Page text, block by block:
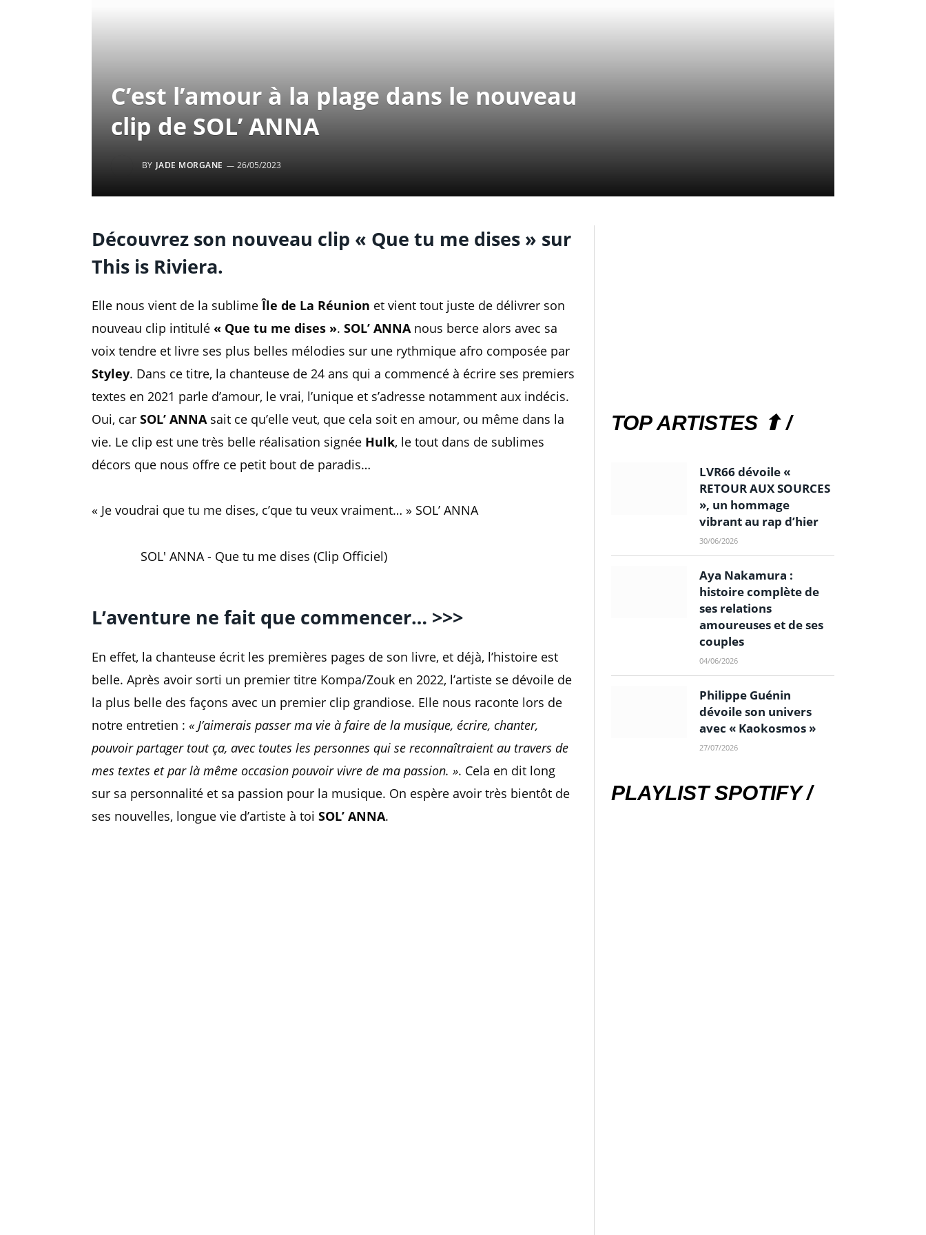
C’est l’amour à la plage dans le nouveau
clip de SOL’ ANNA
BY JADE MORGANE 26/05/2023
Découvrez son nouveau clip « Que tu me dises » sur
This is Riviera.
Elle nous vient de la sublimeÎle de La Réunion et vient tout juste de délivrer son
nouveau clip intitulé « Que tu me dises ». SOL’ ANNAnous berce alors avec sa
voix tendre et livre ses plus belles mélodies sur une rythmique afro composée par
Styley. Dans ce titre, la chanteuse de 24 ans qui a commencé à écrire ses premiers
textes en 2021 parle d’amour, le vrai, l’unique et s’adresse notamment aux indécis.
Oui, car SOL’ ANNAsait ce qu’elle veut, que cela soit en amour, ou même dans la
vie. Le clip est une très belle réalisation signée Hulk, le tout dans de sublimes
décors que nous offre ce petit bout de paradis…
« Je voudrai que tu me dises, c’que tu veux vraiment… » SOL’ ANNA
SOL' ANNA - Que tu me dises (Clip Officiel)
L’aventure ne fait que commencer… >>>
En effet, la chanteuse écrit les premières pages de son livre, et déjà, l’histoire est
belle. Après avoir sorti un premier titre Kompa/Zouk en 2022, l’artiste se dévoile de
la plus belle des façons avec un premier clip grandiose. Elle nous raconte lors de
notre entretien : « J’aimerais passer ma vie à faire de la musique, écrire, chanter,
pouvoir partager tout ça, avec toutes les personnes qui se reconnaîtraient au travers de
mes textes et par là même occasion pouvoir vivre de ma passion. ». Cela en dit long
sur sa personnalité et sa passion pour la musique. On espère avoir très bientôt de
ses nouvelles, longue vie d’artiste à toi SOL’ ANNA.
TOP ARTISTES ⬆ /
LVR66 dévoile «
RETOUR AUX SOURCES
», un hommage
vibrant au rap d’hier
30/06/2026
Aya Nakamura :
histoire complète de
ses relations
amoureuses et de ses
couples
04/06/2026
Philippe Guénin
dévoile son univers
avec « Kaokosmos »
27/07/2026
PLAYLIST SPOTIFY /